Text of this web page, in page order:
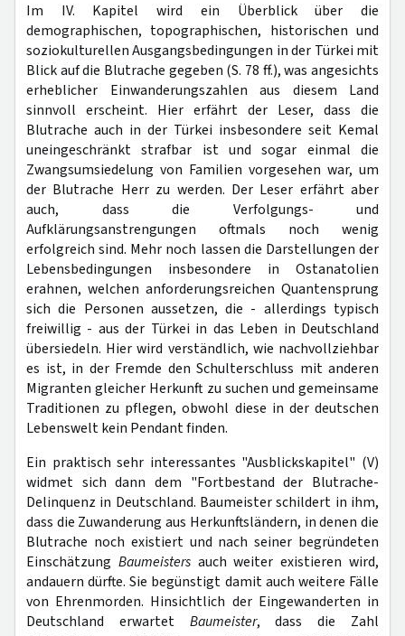
Im IV. Kapitel wird ein Überblick über die
demographischen, topographischen, historischen und
soziokulturellen Ausgangsbedingungen in der Türkei mit
Blick auf die Blutrache gegeben (S. 78 ff.), was angesichts
erheblicher Einwanderungszahlen aus diesem Land
sinnvoll erscheint. Hier erfährt der Leser, dass die
Blutrache auch in der Türkei insbesondere seit Kemal
uneingeschränkt strafbar ist und sogar einmal die
Zwangsumsiedelung von Familien vorgesehen war, um
der Blutrache Herr zu werden. Der Leser erfährt aber
auch, dass die Verfolgungs- und
Aufklärungsanstrengungen oftmals noch wenig
erfolgreich sind. Mehr noch lassen die Darstellungen der
Lebensbedingungen insbesondere in Ostanatolien
erahnen, welchen anforderungsreichen Quantensprung
sich die Personen aussetzen, die - allerdings typisch
freiwillig - aus der Türkei in das Leben in Deutschland
übersiedeln. Hier wird verständlich, wie nachvollziehbar
es ist, in der Fremde den Schulterschluss mit anderen
Migranten gleicher Herkunft zu suchen und gemeinsame
Traditionen zu pflegen, obwohl diese in der deutschen
Lebenswelt kein Pendant finden.
Ein praktisch sehr interessantes "Ausblickskapitel" (V)
widmet sich dann dem "Fortbestand der Blutrache-
Delinquenz in Deutschland. Baumeister schildert in ihm,
dass die Zuwanderung aus Herkunftsländern, in denen die
Blutrache noch existiert und nach seiner begründeten
Einschätzung Baumeistersauch weiter existieren wird,
andauern dürfte. Sie begünstigt damit auch weitere Fälle
von Ehrenmorden. Hinsichtlich der Eingewanderten in
Deutschland erwartet Baumeister, dass die Zahl